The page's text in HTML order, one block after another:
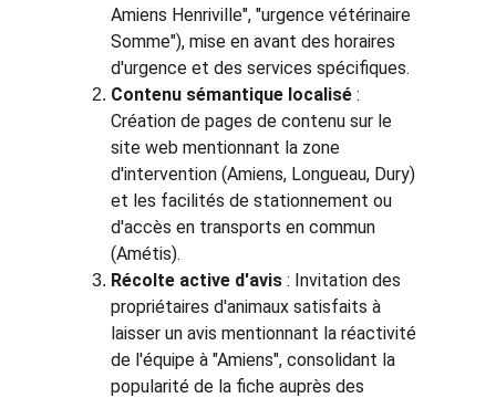
Amiens Henriville", "urgence vétérinaire
Somme"), mise en avant des horaires
d'urgence et des services spécifiques.
Contenu sémantique localisé :
Création de pages de contenu sur le
site web mentionnant la zone
d'intervention (Amiens, Longueau, Dury)
et les facilités de stationnement ou
d'accès en transports en commun
(Amétis).
Récolte active d'avis : Invitation des
propriétaires d'animaux satisfaits à
laisser un avis mentionnant la réactivité
de l'équipe à "Amiens", consolidant la
popularité de la fiche auprès des